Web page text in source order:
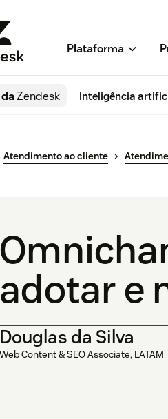
Plataforma
Zendesk Inteligência
Atendimento ao cliente
adotar e
Douglas da Silva
Web Content & SEO Associate, LATAM